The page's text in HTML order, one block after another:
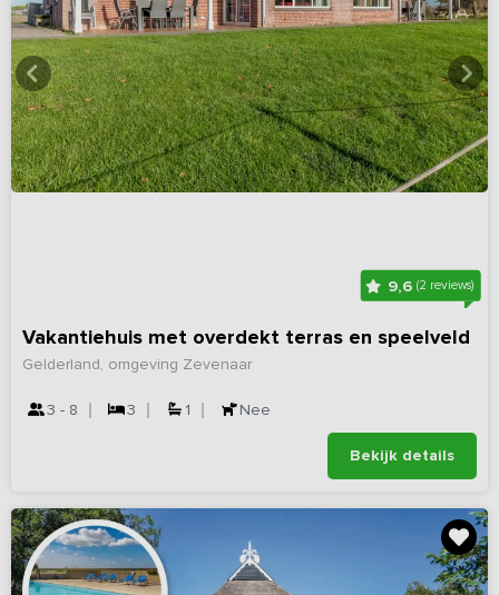
9,6(2 reviews)
Vakantiehuis met overdekt terras en speelveld
Gelderland, omgeving Zevenaar
3 - 8 3 1 Nee
Bekijk details